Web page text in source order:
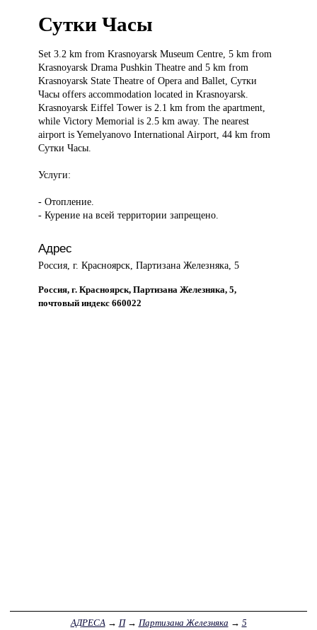
Сутки Часы
Set 3.2km from Krasnoyarsk Museum Centre, 5 km from
Krasnoyarsk Drama Pushkin Theatre and 5 km from
Krasnoyarsk State Theatre of Opera and Ballet, Сутки
Часы offers accommodation located in Krasnoyarsk.
Krasnoyarsk Eiffel Tower is 2.1 km from the apartment,
while Victory Memorial is 2.5 km away. The nearest
airport is Yemelyanovo International Airport, 44 km from
Сутки Часы.
Услуги:
- Отопление.
- Курение на всей территории запрещено.
Адрес
Россия, г. Красноярск, Партизана Железняка, 5
Россия, г. Красноярск, Партизана Железняка, 5,
почтовый индекс 660022
АДРЕСА→ П→ Партизана Железняка → 5